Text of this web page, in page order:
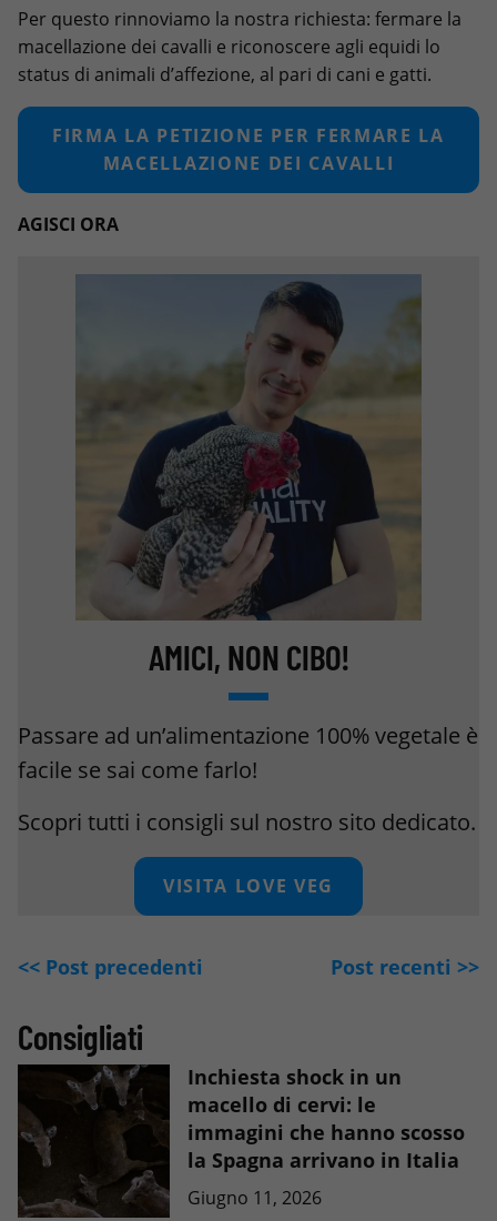
Per questo rinnoviamo la nostra richiesta: fermare la
macellazione dei cavalli e riconoscere agli equidi lo
status di animali d’affezione, al pari di cani e gatti.
FIRMA LA PETIZIONE PER FERMARE LA
MACELLAZIONE DEI CAVALLI
AGISCI ORA
AMICI, NON CIBO!
Passare ad un’alimentazione 100% vegetale è
facile se sai come farlo!
Scopri tutti i consigli sul nostro sito dedicato.
VISITA LOVE VEG
<< Post precedenti Post recenti >>
Consigliati
Inchiesta shock in un
macello di cervi: le
immagini che hanno scosso
la Spagna arrivano in Italia
Giugno 11, 2026